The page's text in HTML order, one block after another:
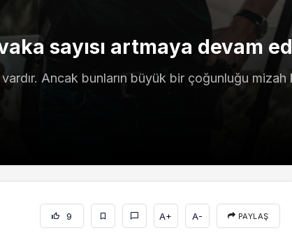
sayısı artmaya devam
Ancak bunların büyük bir çoğunluğu
9 A+ A- PAYLAŞ